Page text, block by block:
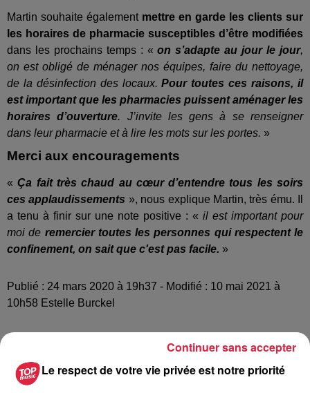
Martin souhaite également mettre en garde les clients sur
les horaires de pharmacie susceptibles d’être modifiées
dans les prochains temps : «on s’adapte au jour le jour,
on est obligé de ménager nos équipes, faire du nettoyage,
de la désinfection des locaux.Pour toutes ces raisons, il
est important que les pharmacies puissent aménager les
horaires d’ouverture. J’invite les gens à se renseigner
dans leur pharmacie et à lire les mots sur les portes. »
Merci aux encouragements
«Ça fait très chaud au cœur d’entendre tous les soirs
ces applaudissements », nous explique Martin, très ému. Il
a tenu à finir sur une note positive : « il est important pour
moi de remercier toutes les personnes qui respectent le
confinement, on sait que c'est pas facile. »
Publié : 24 mars 2020 à 19h37 - Modifié : 10 mai 2021 à
10h58 Estelle Burckel
A lire aussi
Le respect de votre vie privée est notre priorité
Continuer sans accepter